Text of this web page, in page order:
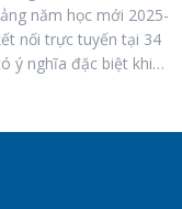
năm học mới 2025-
nối trực tuyến tại 34
ý nghĩa đặc biệt khi…